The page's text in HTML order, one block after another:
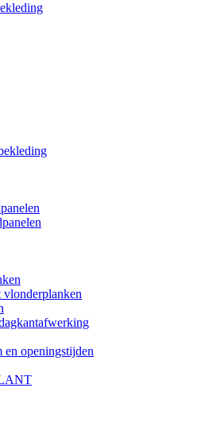
vlonderplanken
en openingstijden